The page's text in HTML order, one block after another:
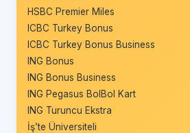
HSBC Premier Miles
ICBC Turkey Bonus
ICBC Turkey Bonus Business
ING Bonus
ING Bonus Business
ING Pegasus BolBol Kart
ING Turuncu Ekstra
İş’te Üniversiteli